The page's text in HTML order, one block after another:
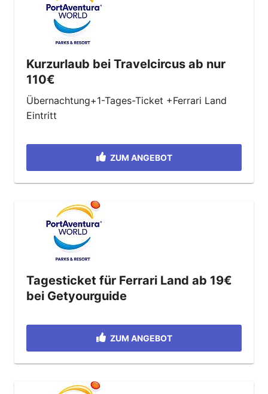
Kurzurlaub bei Travelcircus ab nur
110€
Übernachtung+1-Tages-Ticket +Ferrari Land
Eintritt
ZUM ANGEBOT
Tagesticket für Ferrari Land ab 19€
bei Getyourguide
ZUM ANGEBOT